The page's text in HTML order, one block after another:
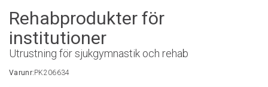
Rehabprodukter för
institutioner
Utrustning för sjukgymnastik och rehab
Varunr:PK206634